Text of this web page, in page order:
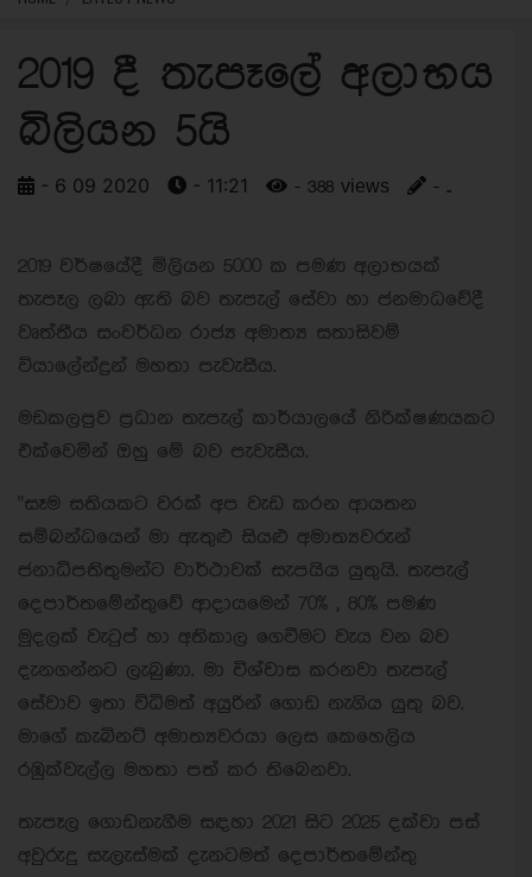
2019 දී තැපෑලේ අලාභය
බිලියන 5යි
- 6 09 2020 - 11:21 - 388 views - ..
2019 වර්ෂයේදී මිලියන 5000 ක පමණ අලාභයක්
තැපෑල ලබා ඇති බව තැපැල් සේවා හා ජනමාධවේදී
වෘත්තීය සංවර්ධන රාජ්‍ය අමාත්‍ය සතාසිවම්
වියාලේන්ද්‍රන් මහතා පැවැසීය.
මඩකලපුව ප්‍රධාන තැපැල් කාර්යාලයේ නිරික්ෂණයකට
එක්වෙමින් ඔහු මේ බව පැවැසීය.
"සෑම සතියකට වරක් අප වැඩ කරන ආයතන
සම්බන්ධයෙන් මා ඇතුළු සියළු අමාත්‍යවරුන්
ජනාධිපතිතුමන්ට වාර්ථාවක් සැපයිය යුතුයි. තැපැල්
දෙපාර්තමේන්තුවේ ආදායමෙන් 70% , 80% පමණ
මුදලක් වැටුප් හා අතිකාල ගෙවීමට වැය වන බව
දැනගන්නට ලැබුණා. මා විශ්වාස කරනවා තැපැල්
සේවාව ඉතා විධිමත් අයුරින් ගොඩ නැගිය යුතු බව.
මාගේ කැබිනට් අමාත්‍යවරයා ලෙස කෙහෙලිය
රඹුක්වැල්ල මහතා පත් කර තිබෙනවා.
තැපෑල ගොඩනැගීම සඳහා 2021 සිට 2025 දක්වා පස්
අවුරුදු සැලැස්මක් දැනටමත් දෙපාර්තමේන්තු